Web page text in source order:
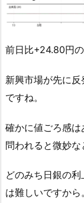
前日比+24.80円
新興市場が先に
ですね。
確かに値ごろ感
問われると微妙な
どのみち日銀の
は難しいですから。